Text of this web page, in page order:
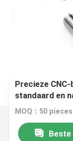
Precieze
standaard en
MOQ：50 pieces